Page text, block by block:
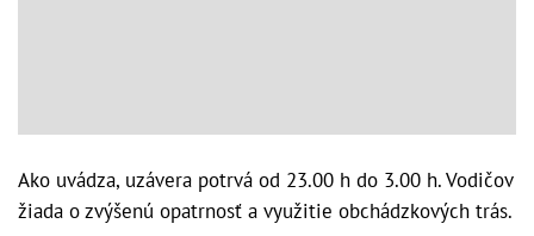
Ako uvádza, uzávera potrvá od 23.00 h do 3.00 h. Vodičov
žiada o zvýšenú opatrnosť a využitie obchádzkových trás.